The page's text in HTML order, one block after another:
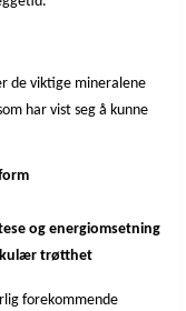
(E470
Produktet er
gravid, ammende,
blodtrykk eller
bruk av produktet.
Magnesium 600 mg 160% Vitamin B6 4,2 mg 102%
de viktige mineralene
har vist seg å kunne
og energiomsetning
trøtthet
forekommende